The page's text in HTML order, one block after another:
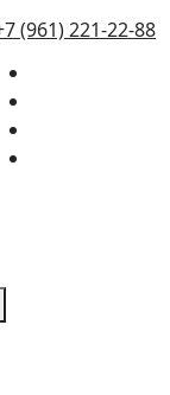
(961) 221-22-88